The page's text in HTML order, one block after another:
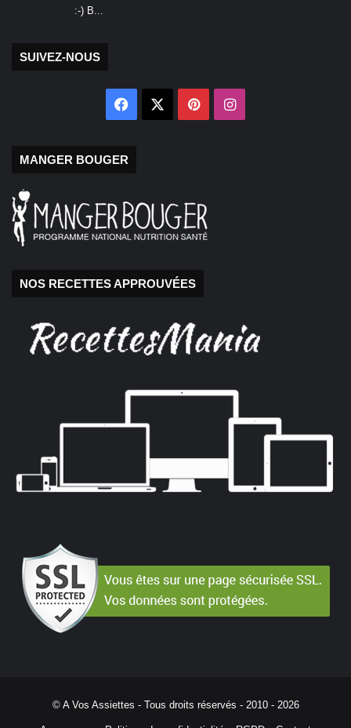
:-) B...
SUIVEZ-NOUS
Facebook PinterestInstagram
MANGER BOUGER
NOS RECETTES APPROUVÉES
© A Vos Assiettes - Tous droits réservés - 2010 - 2026